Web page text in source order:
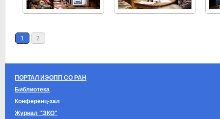
1 2
ПОРТАЛ ИЭОПП СО РАН
Библиотека
Конференц-зал
Журнал "ЭКО"